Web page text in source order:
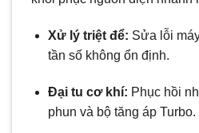
Xử lý triệt để: Sửa lỗi
tần số không ổn định.
Đại tu cơ khí: Phục hồi
phun và bộ tăng áp Turbo.